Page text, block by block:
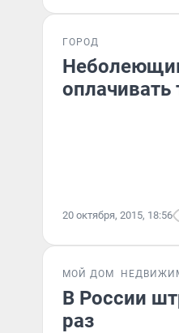
ГОРОД
20 октября, 2015, 18:56
МОЙ ДОМ
В России
раз